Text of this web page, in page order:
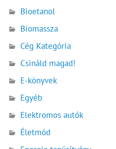
Bioetanol
Biomassza
Cég Kategória
Csináld magad!
E-könyvek
Egyéb
Elektromos autók
Életmód